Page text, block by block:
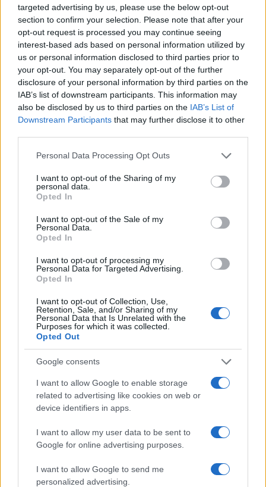
targeted advertising by us, please use the below opt-out
section to confirm your selection. Please note that after your
opt-out request is processed you may continue seeing
interest-based ads based on personal information utilized by
us or personal information disclosed to third parties prior to
your opt-out. You may separately opt-out of the further
disclosure of your personal information by third parties on the
IAB’s list of downstream participants. This information may
also be disclosed by us to third parties on the IAB’s List of
Downstream Participants that may further disclose it to other
Please note that this website/app uses one or more Google
not limited to your visit or usage behaviour. You may click to
grant or deny consent to Google and its third-party tags to
use your data for below specified purposes in below Google
consent section.
Personal Data Processing Opt Outs
I want to opt-out of the Sharing of my
personal data.
Opted In
I want to opt-out of the Sale of my
Personal Data.
Opted In
I want to opt-out of processing my
Personal Data for Targeted Advertising.
Opted In
I want to opt-out of Collection, Use,
Retention, Sale, and/or Sharing of my
Personal Data that Is Unrelated with the
Purposes for which it was collected.
Opted Out
Google consents
I want to allow Google to enable storage
related to advertising like cookies on web or
device identifiers in apps.
I want to allow my user data to be sent to
Google for online advertising purposes.
I want to allow Google to send me
personalized advertising.
riutilizzo creativo dei sottoprodotti.
Queste pratiche non eliminano la necessità di
interventi specialistici quando occorrono, ma
offrono strumenti concreti per ridurre l’uso di agenti
chimici, abbattere i costi e migliorare il benessere
domestico.
AUTORE
Ilaria Galli ha firmato il desk che ha svelato un
caso amministrativo triestino dopo accessi agli
di rigore documentale. Editor di redazione, ha
un tratto unico: colleziona verbali storici del